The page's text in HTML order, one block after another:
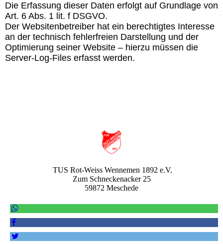
Die Erfassung dieser Daten erfolgt auf Grundlage von
Art. 6 Abs. 1 lit. f DSGVO.
Der Websitenbetreiber hat ein berechtigtes Interesse
an der technisch fehlerfreien Darstellung und der
Optimierung seiner Website – hierzu müssen die
Server-Log-Files erfasst werden.
TUS Rot-Weiss Wennemen 1892 e.V.
Zum Schneckenacker 25
59872 Meschede